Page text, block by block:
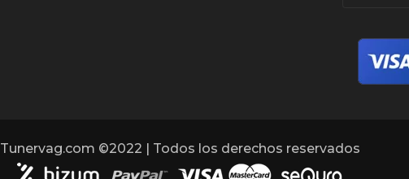
Tunervag.com ©2022 | Todos los derechos reservados